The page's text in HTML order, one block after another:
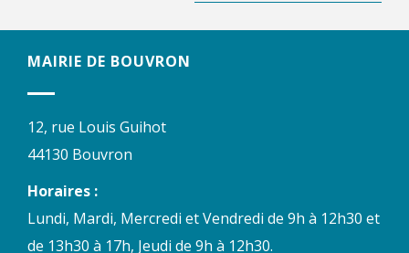
MAIRIE DE BOUVRON
12, rue Louis Guihot
44130 Bouvron
Horaires :
Lundi, Mardi, Mercredi et Vendredi de 9h à 12h30 et
de 13h30 à 17h, Jeudi de 9h à 12h30.